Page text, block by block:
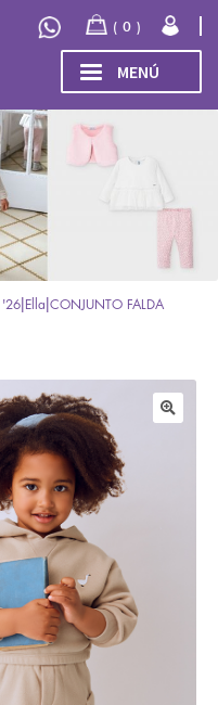
MENÚ
INICIO
TIENDA
menú
hijo
COLECCIÓN
OTOÑO 2026
'26 Ella CONJUNTO FALDA
0